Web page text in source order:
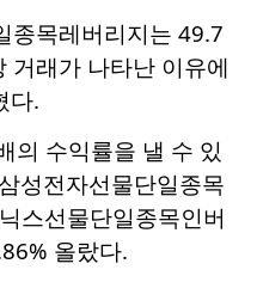
종목레버리지는 49.7
거래가 나타난 이유에
다.
의 수익률을 낼 수 있
성전자선물단일종목
스선물단일종목인버
올랐다.